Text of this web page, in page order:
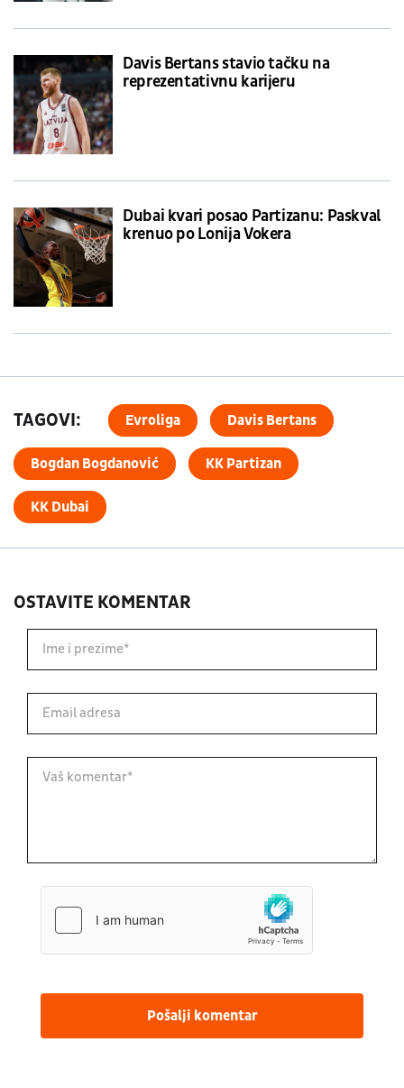
Davis Bertans stavio tačku na
reprezentativnu karijeru
Dubai kvari posao Partizanu: Paskval
krenuo po Lonija Vokera
TAGOVI: Evroliga Davis Bertans
Bogdan Bogdanović KK Partizan
KK Dubai
OSTAVITE KOMENTAR
Pošalji komentar